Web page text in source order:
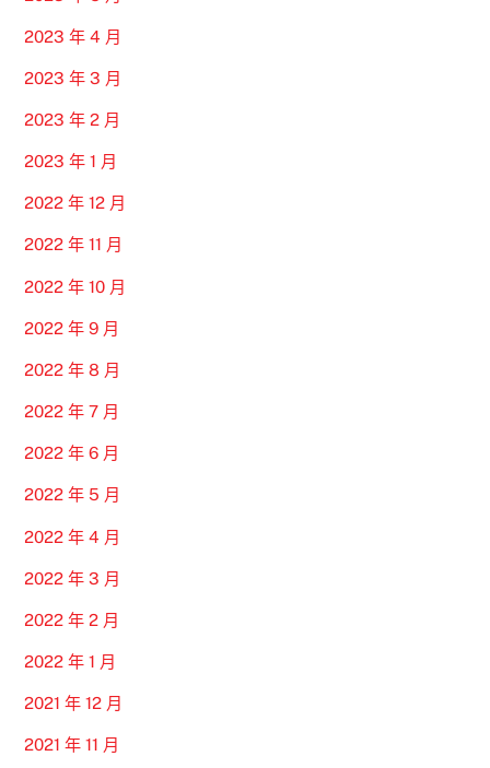
2023 年 4 月
2023 年 3 月
2023 年 2 月
2023 年 1 月
2022 年 12 月
2022 年 11 月
2022 年 10 月
2022 年 9 月
2022 年 8 月
2022 年 7 月
2022 年 6 月
2022 年 5 月
2022 年 4 月
2022 年 3 月
2022 年 2 月
2022 年 1 月
2021 年 12 月
2021 年 11 月